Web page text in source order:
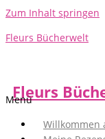
Zum Inhalt springen
Fleurs Bücherwelt
Fleurs
Menü
Willkommen